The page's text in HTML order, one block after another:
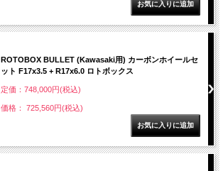
ROTOBOX BULLET (Kawasaki用) カーボンホイールセ
ット F17x3.5 + R17x6.0 ロトボックス
定価：748,000円(税込)
価格： 725,560円(税込)